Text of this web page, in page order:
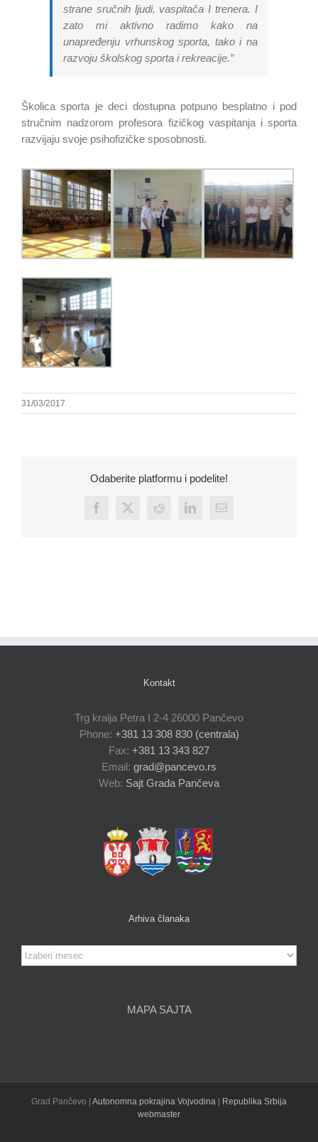
strane sručnih ljudi, vaspitača I trenera. I
zato mi aktivno radimo kako na
unapređenju vrhunskog sporta, tako i na
razvoju školskog sporta i rekreacije.”
Školica sporta je deci dostupna potpuno besplatno i pod
stručnim nadzorom profesora fizičkog vaspitanja i sporta
razvijaju svoje psihofizičke sposobnosti.
31/03/2017
Odaberite platformu i podelite!
Facebook
X Reddit LinkedInEmail
Kontakt
Trg kralja Petra I 2-4 26000 Pančevo
Phone: +381 13 308 830 (centrala)
Fax: +381 13 343 827
Email: grad@pancevo.rs
Web: Sajt Grada Pančeva
Arhiva članaka
Arhiva
članaka
MAPA SAJTA
Grad Pančevo | Autonomna pokrajina Vojvodina | Republika Srbija
webmaster